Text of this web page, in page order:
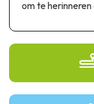
UNESCO
om te